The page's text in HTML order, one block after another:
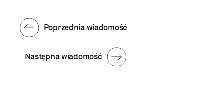
Następna wiadomość
Poprzednia wiadomość